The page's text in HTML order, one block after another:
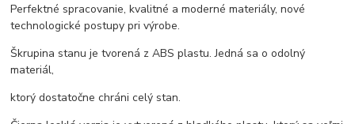
Perfektné spracovanie, kvalitné a moderné materiály, nové
technologické postupy pri výrobe.
Škrupina stanu je tvorená z ABS plastu. Jedná sa o odolný
materiál,
ktorý dostatočne chráni celý stan.